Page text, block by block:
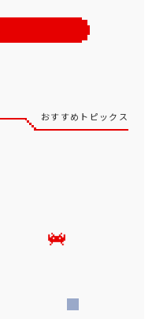
おすすめトピックス